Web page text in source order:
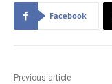
Facebook
Previous article